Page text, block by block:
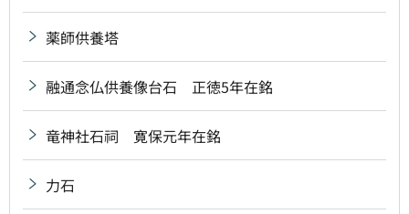
薬師供養塔
融通念仏供養像台石 正徳5年在銘
竜神社石祠 寛保元年在銘
力石